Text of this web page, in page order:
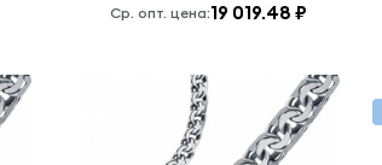
Ср. опт. цена:19 019.48 ₽